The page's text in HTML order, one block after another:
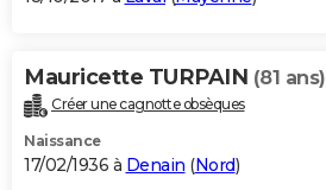
Mauricette TURPAIN (81 ans)
Créer une cagnotte obsèques
Naissance
17/02/1936 à Denain (Nord)